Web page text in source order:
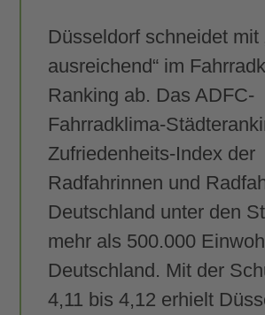
Düsseldorf schneidet mit
ausreichend“ im
Ranking ab. Das ADFC-
Fahrradklima-
Zufriedenheits-Index der
Radfahrinnen und
Deutschland unter den
mehr als 500.000
Deutschland. Mit der
4,11 bis 4,12 erhielt